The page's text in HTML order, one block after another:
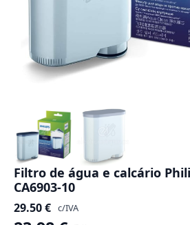
Filtro de água e calcário
CA6903-10
29.50€ c/IVA